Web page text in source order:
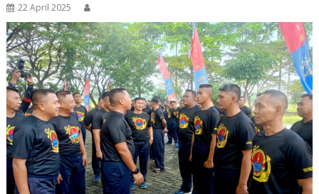
22 April 2025